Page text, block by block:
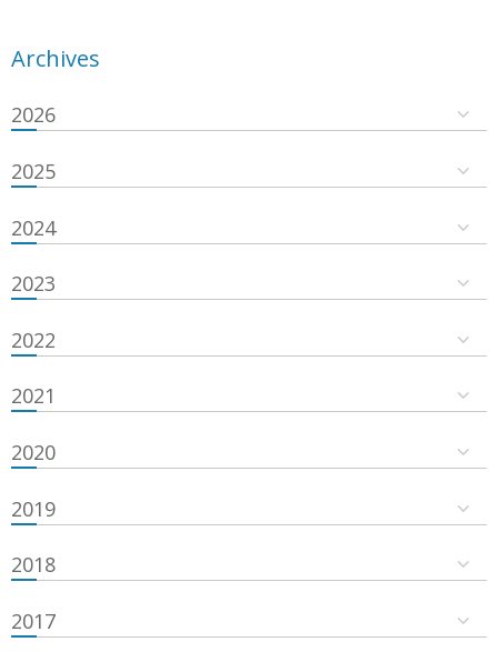
Archives
2026
2025
2024
2023
2022
2021
2020
2019
2018
2017